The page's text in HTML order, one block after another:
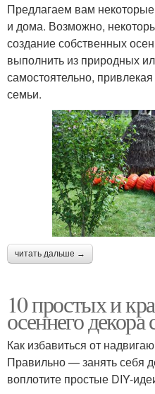
Предлагаем вам
и дома. Возможно,
создание собственных
выполнить из природных
самостоятельно,
семьи.
читать дальше →
10 простых и
осеннего
Как избавиться от
Правильно — занять себя
воплотите простые DIY-